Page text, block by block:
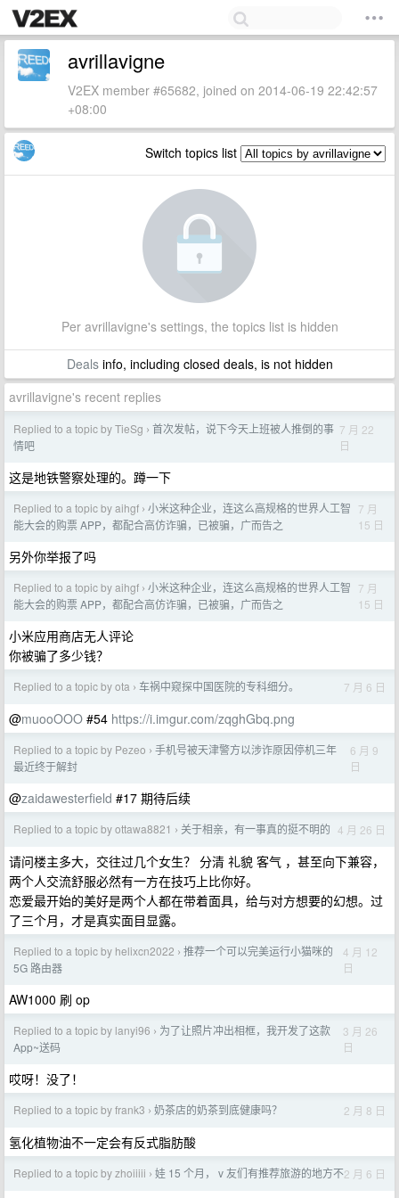
avrillavigne
V2EX member #65682, joined on 2014-06-19 22:42:57
+08:00
Switch topics list
Per avrillavigne's settings, the topics list is hidden
Dealsinfo, including closed deals, is not hidden
avrillavigne's recent replies
Replied to a topic by TieSg › 首次发帖，说下今天上班被人推倒的事
情吧
7 月 22
日
这是地铁警察处理的。蹲一下
Replied to a topic by aihgf › 小米这种企业，连这么高规格的世界人工智
能大会的购票 APP，都配合高仿诈骗，已被骗，广而告之
7 月
15 日
另外你举报了吗
Replied to a topic by aihgf › 小米这种企业，连这么高规格的世界人工智
能大会的购票 APP，都配合高仿诈骗，已被骗，广而告之
7 月
15 日
小米应用商店无人评论
你被骗了多少钱？
Replied to a topic by ota › 车祸中窥探中国医院的专科细分。 7 月 6 日
@muooOOO #54 https://i.imgur.com/zqghGbq.png
Replied to a topic by Pezeo › 手机号被天津警方以涉诈原因停机三年
最近终于解封
6 月 9
日
@zaidawesterfield #17 期待后续
Replied to a topic by ottawa8821 › 关于相亲，有一事真的挺不明的 4 月 26 日
请问楼主多大，交往过几个女生？ 分清 礼貌 客气 ，甚至向下兼容，
两个人交流舒服必然有一方在技巧上比你好。
恋爱最开始的美好是两个人都在带着面具，给与对方想要的幻想。过
了三个月，才是真实面目显露。
Replied to a topic by helixcn2022 › 推荐一个可以完美运行小猫咪的
5G 路由器
4 月 12
日
AW1000 刷 op
Replied to a topic by lanyi96 › 为了让照片冲出相框，我开发了这款
App~送码
3 月 26
日
哎呀！没了！
Replied to a topic by frank3 › 奶茶店的奶茶到底健康吗？ 2 月 8 日
氢化植物油不一定会有反式脂肪酸
Replied to a topic by zhoiiiii › 娃 15 个月， v 友们有推荐旅游的地方不2 月 6 日